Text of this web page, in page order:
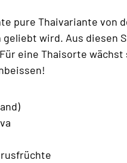
pure Thaivariante von
wird. Aus diesen
eine Thaisorte